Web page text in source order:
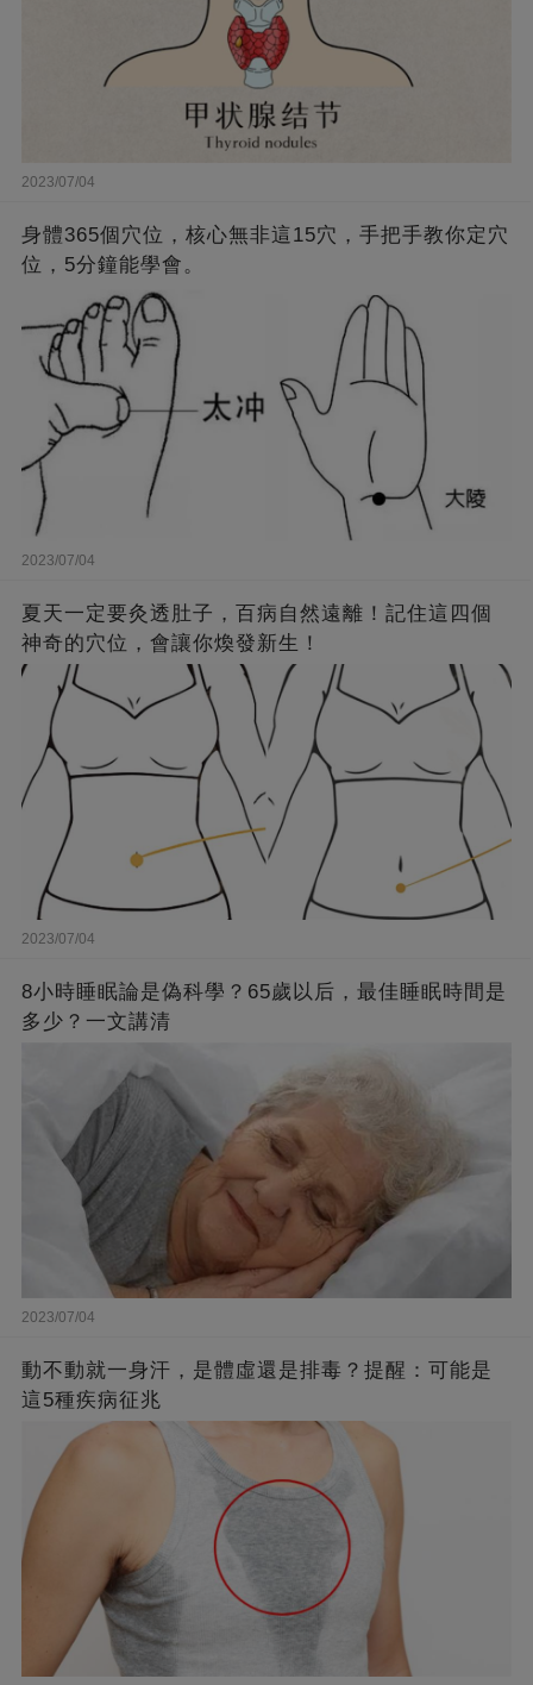
2023/07/04
身體365個穴位，核心無非這15穴，手把手教你定穴
位，5分鐘能學會。
2023/07/04
夏天一定要灸透肚子，百病自然遠離！記住這四個
神奇的穴位，會讓你煥發新生！
2023/07/04
8小時睡眠論是偽科學？65歲以后，最佳睡眠時間是
多少？一文講清
2023/07/04
動不動就一身汗，是體虛還是排毒？提醒：可能是
這5種疾病征兆